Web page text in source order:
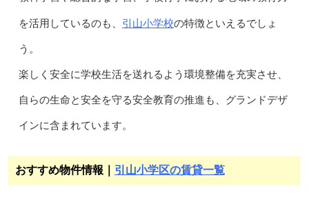
を活用しているのも、 引山小学校の特徴といえるでしょ
う。
楽しく安全に学校生活を送れるよう環境整備を充実させ、
自らの生命と安全を守る安全教育の推進も、グランドデザ
インに含まれています。
おすすめ物件情報｜ 引山小学区の賃貸一覧